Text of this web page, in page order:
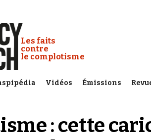
Conspiracy Watch :
Les faits
contre
le complotisme
Vidéos Émissions
: cette